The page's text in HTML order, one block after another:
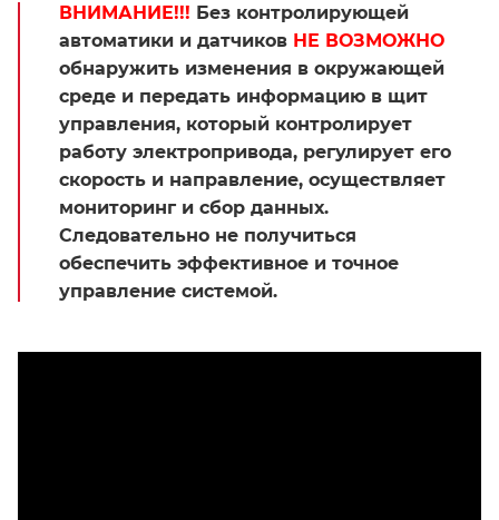
ВНИМАНИЕ!!! Без контролирующей
автоматики и датчиков НЕ ВОЗМОЖНО
обнаружить изменения в окружающей
среде и передать информацию в щит
управления, который контролирует
работу электропривода, регулирует его
скорость и направление, осуществляет
мониторинг и сбор данных.
Следовательно не получиться
обеспечить эффективное и точное
управление системой.